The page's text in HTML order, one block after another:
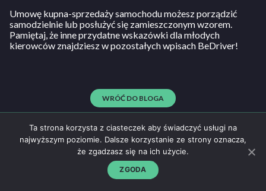
Umowę kupna-sprzedaży samochodu możesz porządzić
samodzielnie lub posłużyć się zamieszczonym wzorem.
Pamiętaj, że inne przydatne wskazówki dla młodych
kierowców znajdziesz w pozostałych wpisach BeDriver!
WRÓĆ DO BLOGA
NAPISZ DO NAS
kontakt@bedriver.pl
Regulamin
Ta strona korzysta z ciasteczek aby świadczyć usługi na
najwyższym poziomie. Dalsze korzystanie ze strony oznacza,
że zgadzasz się na ich użycie.
ZGODA